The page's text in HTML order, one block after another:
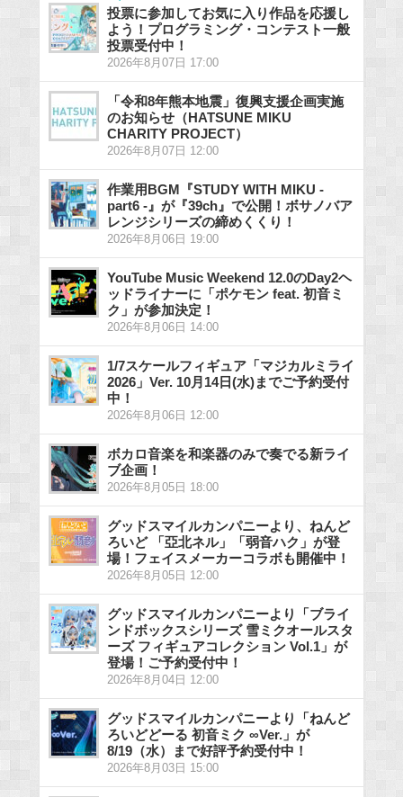
投票に参加してお気に入り作品を応援し
よう！プログラミング・コンテスト一般
投票受付中！
2026年8月07日 17:00
「令和8年熊本地震」復興支援企画実施
のお知らせ（HATSUNE MIKU
CHARITY PROJECT）
2026年8月07日 12:00
作業用BGM『STUDY WITH MIKU -
part6 -』が『39ch』で公開！ボサノバア
レンジシリーズの締めくくり！
2026年8月06日 19:00
YouTube Music Weekend 12.0のDay2ヘ
ッドライナーに「ポケモン feat. 初音ミ
ク」が参加決定！
2026年8月06日 14:00
1/7スケールフィギュア「マジカルミライ
2026」Ver. 10月14日(水)までご予約受付
中！
2026年8月06日 12:00
ボカロ音楽を和楽器のみで奏でる新ライ
ブ企画！
2026年8月05日 18:00
グッドスマイルカンパニーより、ねんど
ろいど 「亞北ネル」「弱音ハク」が登
場！フェイスメーカーコラボも開催中！
2026年8月05日 12:00
グッドスマイルカンパニーより「ブライ
ンドボックスシリーズ 雪ミクオールスタ
ーズ フィギュアコレクション Vol.1」が
登場！ご予約受付中！
2026年8月04日 12:00
グッドスマイルカンパニーより「ねんど
ろいどどーる 初音ミク ∞Ver.」が
8/19（水）まで好評予約受付中！
2026年8月03日 15:00